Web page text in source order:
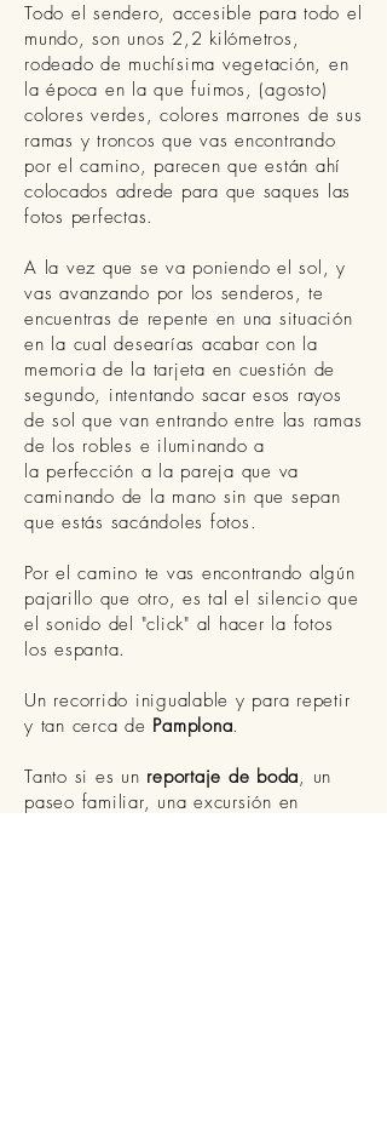
Todo el sendero, accesible para todo el
mundo, son unos 2,2 kilómetros,
rodeado de muchísima vegetación, en
la época en la que fuimos, (agosto)
colores verdes, colores marrones de sus
ramas y troncos que vas encontrando
por el camino, parecen que están ahí
colocados adrede para que saques las
fotos perfectas.
A la vez que se va poniendo el sol, y
vas avanzando por los senderos, te
encuentras de repente en una situación
en la cual desearías acabar con la
memoria de la tarjeta en cuestión de
segundo, intentando sacar esos rayos
de sol que van entrando entre las ramas
de los robles e iluminando a
la perfección a la pareja que va
caminando de la mano sin que sepan
que estás sacándoles fotos.
Por el camino te vas encontrando algún
pajarillo que otro, es tal el silencio que
el sonido del "click" al hacer la fotos
los espanta.
Un recorrido inigualable y para repetir
y tan cerca de Pamplona.
Tanto si es un reportaje de boda, un
paseo familiar, una excursión en